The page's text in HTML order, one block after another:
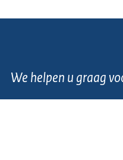
We helpen u graag